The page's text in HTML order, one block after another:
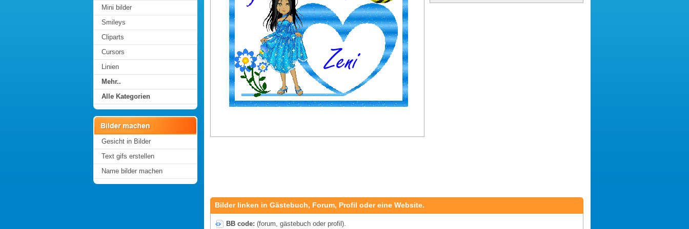
Mini bilder
Smileys
Cliparts
Cursors
Linien
Mehr..
Alle Kategorien
Gesicht in Bilder
Text gifs erstellen
Name bilder machen
Bilder linken in Gästebuch, Forum, Profil oder eine Website.
BB code: (forum, gästebuch oder profil).